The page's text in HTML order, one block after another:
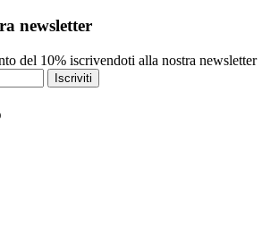
newsletter
del 10% iscrivendoti alla nostra newsletter
Iscriviti